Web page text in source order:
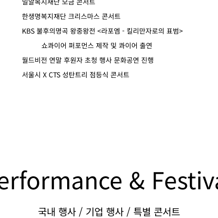
한생명복지재단 크리스마스 콘서트
KBS 불후의명곡 왕중왕전 <라포엠 - 킬리만자로의 표범>
쇼콰이어 퍼포먼스 제작 및 콰이어 출연
월드비전 연말 후원자 초청 행사 문화공연 진행
서울시 X CTS 성탄트리 점등식 콘서트
&
​국내 행사 / 기업 행사 / 특별 콘서트